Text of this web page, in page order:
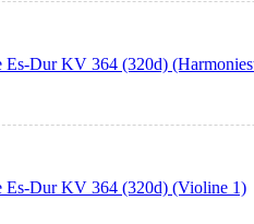
Es-Dur KV 364 (320d)
Es-Dur KV 364 (320d) (Violine 1)